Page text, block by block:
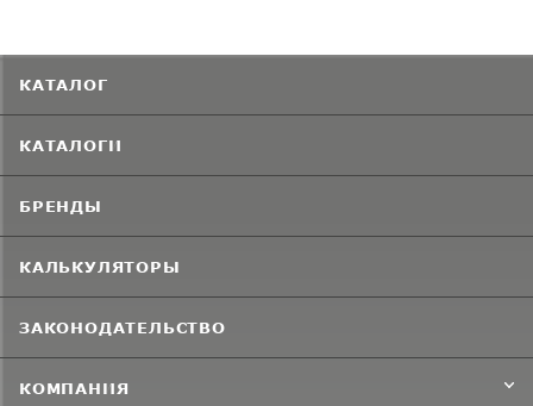
КАТАЛОГ
КАТАЛОГИ
БРЕНДЫ
КАЛЬКУЛЯТОРЫ
ЗАКОНОДАТЕЛЬСТВО
КОМПАНИЯ